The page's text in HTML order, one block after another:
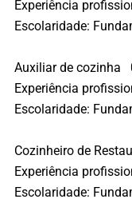
Experiência
Escolaridade:
Auxiliar de
Experiência
Escolaridade:
Cozinheiro de
Experiência
Escolaridade: